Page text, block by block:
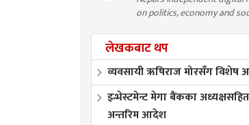
on politics, economy and
लेखकबाट थप
व्यवसायी ऋषिराज मोरसँग विशेष
इन्भेस्टमेन्ट मेगा बैंकका अध्यक्षसहित
अन्तरिम आदेश